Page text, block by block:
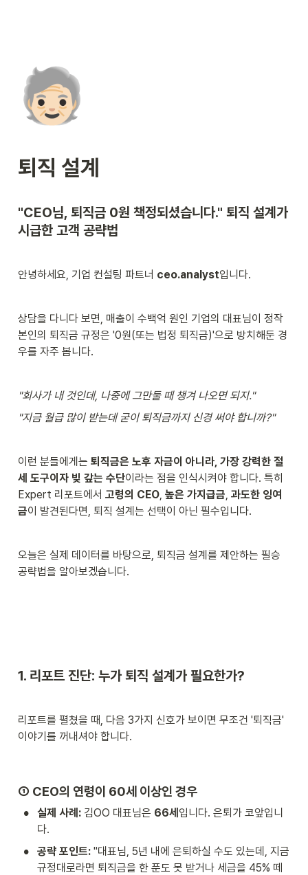
🧓🏻
퇴직 설계
"CEO님, 퇴직금 0원 책정되셨습니다." 퇴직 설계가
시급한 고객 공략법
안녕하세요, 기업 컨설팅 파트너 ceo.analyst입니다.
상담을 다니다 보면, 매출이 수백억 원인 기업의 대표님이 정작
본인의 퇴직금 규정은 '0원(또는 법정 퇴직금)'으로 방치해둔 경
우를 자주 봅니다.
"회사가 내 것인데, 나중에 그만둘 때 챙겨 나오면 되지."
"지금 월급 많이 받는데 굳이 퇴직금까지 신경 써야 합니까?"
이런 분들에게는 퇴직금은 노후 자금이 아니라, 가장 강력한 절
세 도구이자 빚 갚는 수단이라는 점을 인식시켜야 합니다. 특히
Expert 리포트에서 고령의 CEO, 높은 가지급금, 과도한 잉여
금이 발견된다면, 퇴직 설계는 선택이 아닌 필수입니다.
오늘은 실제 데이터를 바탕으로, 퇴직금 설계를 제안하는 필승
공략법을 알아보겠습니다.
1. 리포트 진단: 누가 퇴직 설계가 필요한가?
리포트를 펼쳤을 때, 다음 3가지 신호가 보이면 무조건 '퇴직금'
이야기를 꺼내셔야 합니다.
① CEO의 연령이 60세 이상인 경우
• 실제 사례: 김OO 대표님은 66세 입니다. 은퇴가 코앞입니
다.
• 공략 포인트: "대표님, 5년 내에 은퇴하실 수도 있는데, 지금
규정대로라면 퇴직금을 한 푼도 못 받거나 세금을 45% 떼